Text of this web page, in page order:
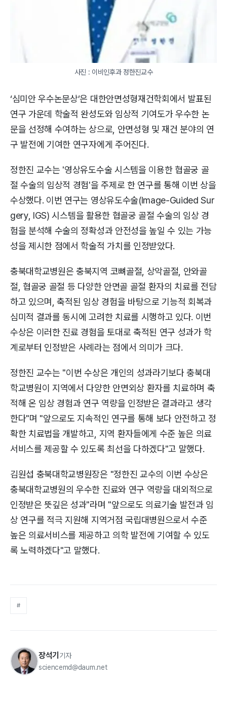
사진 : 이비인후과 정한진교수
‘심미안 우수논문상’은 대한안면성형재건학회에서 발표된
연구 가운데 학술적 완성도와 임상적 기여도가 우수한 논
문을 선정해 수여하는 상으로, 안면성형 및 재건 분야의 연
구 발전에 기여한 연구자에게 주어진다.
정한진 교수는 '영상유도수술 시스템을 이용한 협골궁 골
절 수술의 임상적 경험'을 주제로 한 연구를 통해 이번 상을
수상했다. 이번 연구는 영상유도수술(Image-Guided Sur
gery, IGS) 시스템을 활용한 협골궁 골절 수술의 임상 경
험을 분석해 수술의 정확성과 안전성을 높일 수 있는 가능
성을 제시한 점에서 학술적 가치를 인정받았다.
충북대학교병원은 충북지역 코뼈골절, 상악골절, 안와골
절, 협골궁 골절 등 다양한 안면골 골절 환자의 치료를 전담
하고 있으며, 축적된 임상 경험을 바탕으로 기능적 회복과
심미적 결과를 동시에 고려한 치료를 시행하고 있다. 이번
수상은 이러한 진료 경험을 토대로 축적된 연구 성과가 학
계로부터 인정받은 사례라는 점에서 의미가 크다.
정한진 교수는 "이번 수상은 개인의 성과라기보다 충북대
학교병원이 지역에서 다양한 안면외상 환자를 치료하며 축
적해 온 임상 경험과 연구 역량을 인정받은 결과라고 생각
한다"며 "앞으로도 지속적인 연구를 통해 보다 안전하고 정
확한 치료법을 개발하고, 지역 환자들에게 수준 높은 의료
서비스를 제공할 수 있도록 최선을 다하겠다"고 말했다.
김원섭 충북대학교병원장은 "정한진 교수의 이번 수상은
충북대학교병원의 우수한 진료와 연구 역량을 대외적으로
인정받은 뜻깊은 성과"라며 "앞으로도 의료기술 발전과 임
상 연구를 적극 지원해 지역거점 국립대병원으로서 수준
높은 의료서비스를 제공하고 의학 발전에 기여할 수 있도
록 노력하겠다"고 말했다.
#
장석기 기자
sciencemd@daum.net